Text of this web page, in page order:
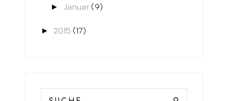
► Januar (9)
► 2015 (17)